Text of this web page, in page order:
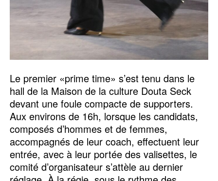
Le premier «prime time» s’est tenu dans le
hall de la Maison de la culture Douta Seck
devant une foule compacte de supporters.
Aux environs de 16h, lorsque les candidats,
composés d’hommes et de femmes,
accompagnés de leur coach, effectuent leur
entrée, avec à leur portée des valisettes, le
comité d’organisateur s’attèle au dernier